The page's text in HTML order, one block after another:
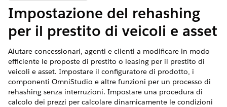
Impostazione del rehashing
per il prestito di veicoli e asset
Aiutare concessionari, agenti e clienti a modificare in modo
efficiente le proposte di prestito o leasing per il prestito di
veicoli e asset. Impostare il configuratore di prodotto, i
componenti OmniStudio e altre funzioni per un processo di
rehashing senza interruzioni. Impostare una procedura di
calcolo dei prezzi per calcolare dinamicamente le condizioni